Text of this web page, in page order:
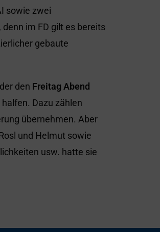
sowie zwei
im FD gilt es bereits
gebaute
den Freitag Abend
Dazu zählen
übernehmen. Aber
und Helmut sowie
usw. hatte sie